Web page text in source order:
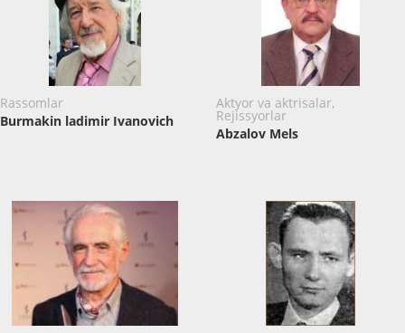
Rassomlar
Burmakin ladimir Ivanovich
Aktyor va aktrisalar,
Rejissyorlar
Abzalov Mels